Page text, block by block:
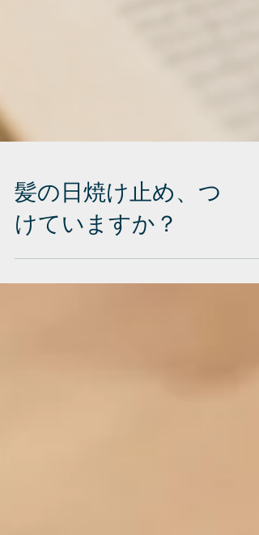
髪の日焼け止め、つ
けていますか？